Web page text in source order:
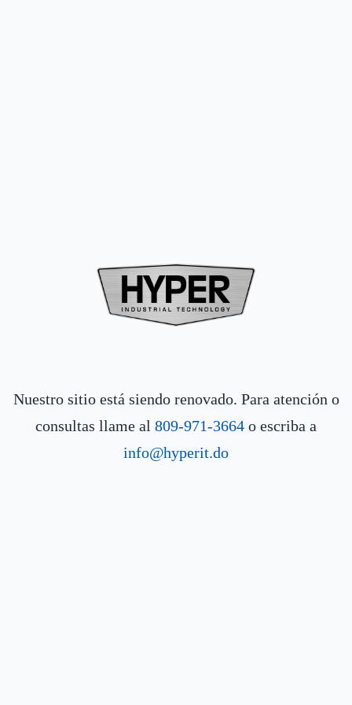
Nuestro sitio está siendo renovado. Para atención o
consultas llame al 809-971-3664 o escriba a
info@hyperit.do